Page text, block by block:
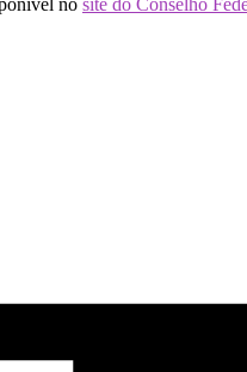
no site do Conselho